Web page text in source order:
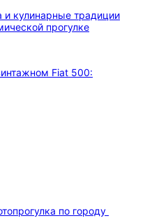
и кулинарные традиции
прогулке
по городу